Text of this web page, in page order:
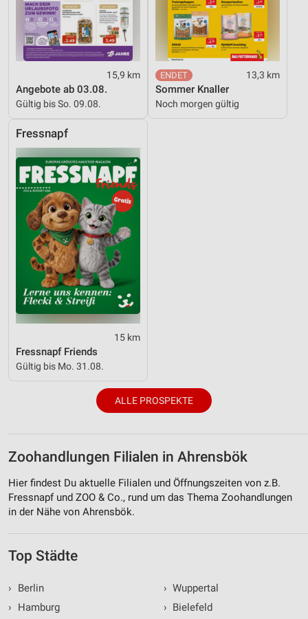
15,9 km
Angebote ab 03.08.
Gültig bis So. 09.08.
13,3 km
Sommer Knaller
Noch morgen gültig
Fressnapf
15 km
Fressnapf Friends
Gültig bis Mo. 31.08.
ALLE PROSPEKTE
Zoohandlungen Filialen in Ahrensbök
Hier findest Du aktuelle Filialen und Öffnungszeiten von z.B.
Fressnapf und ZOO & Co., rund um das Thema Zoohandlungen
in der Nähe von Ahrensbök.
Top Städte
›
Berlin
›
Hamburg
› Wuppertal
› Bielefeld